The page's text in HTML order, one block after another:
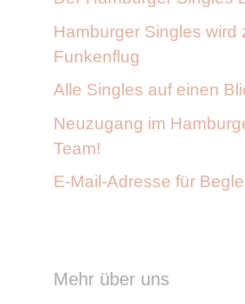
Hamburger Singles wird
Funkenflug
Alle Singles auf einen
Neuzugang im
Team!
E-Mail-Adresse für
Mehr über uns